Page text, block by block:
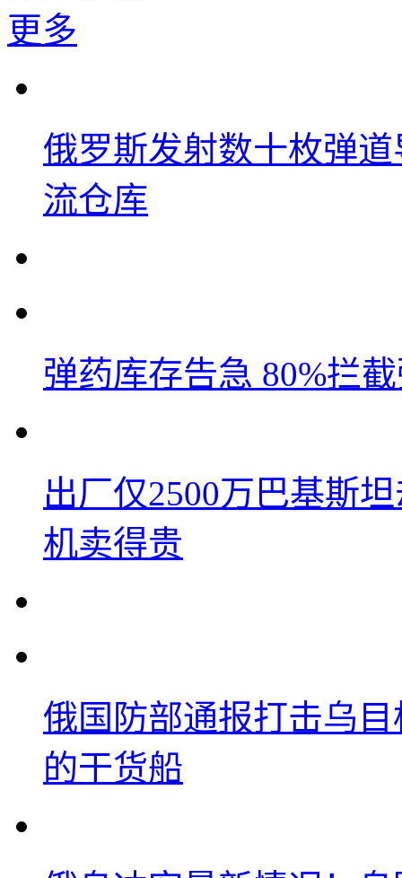
更多
俄罗斯发射数十枚弹
流仓库
弹药库存告急 80%拦
出厂仅2500万巴基斯
机卖得贵
俄国防部通报打击乌
的干货船